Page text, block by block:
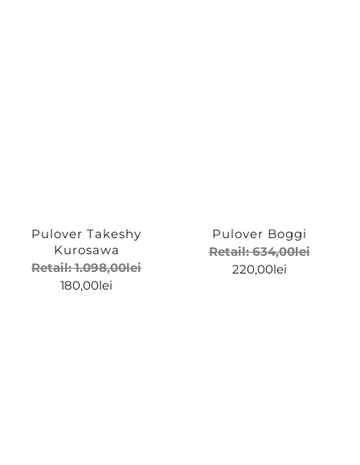
Pulover Takeshy
Kurosawa
Retail:1.098,00lei
180,00lei
Pulover Boggi
Retail:634,00lei
220,00lei